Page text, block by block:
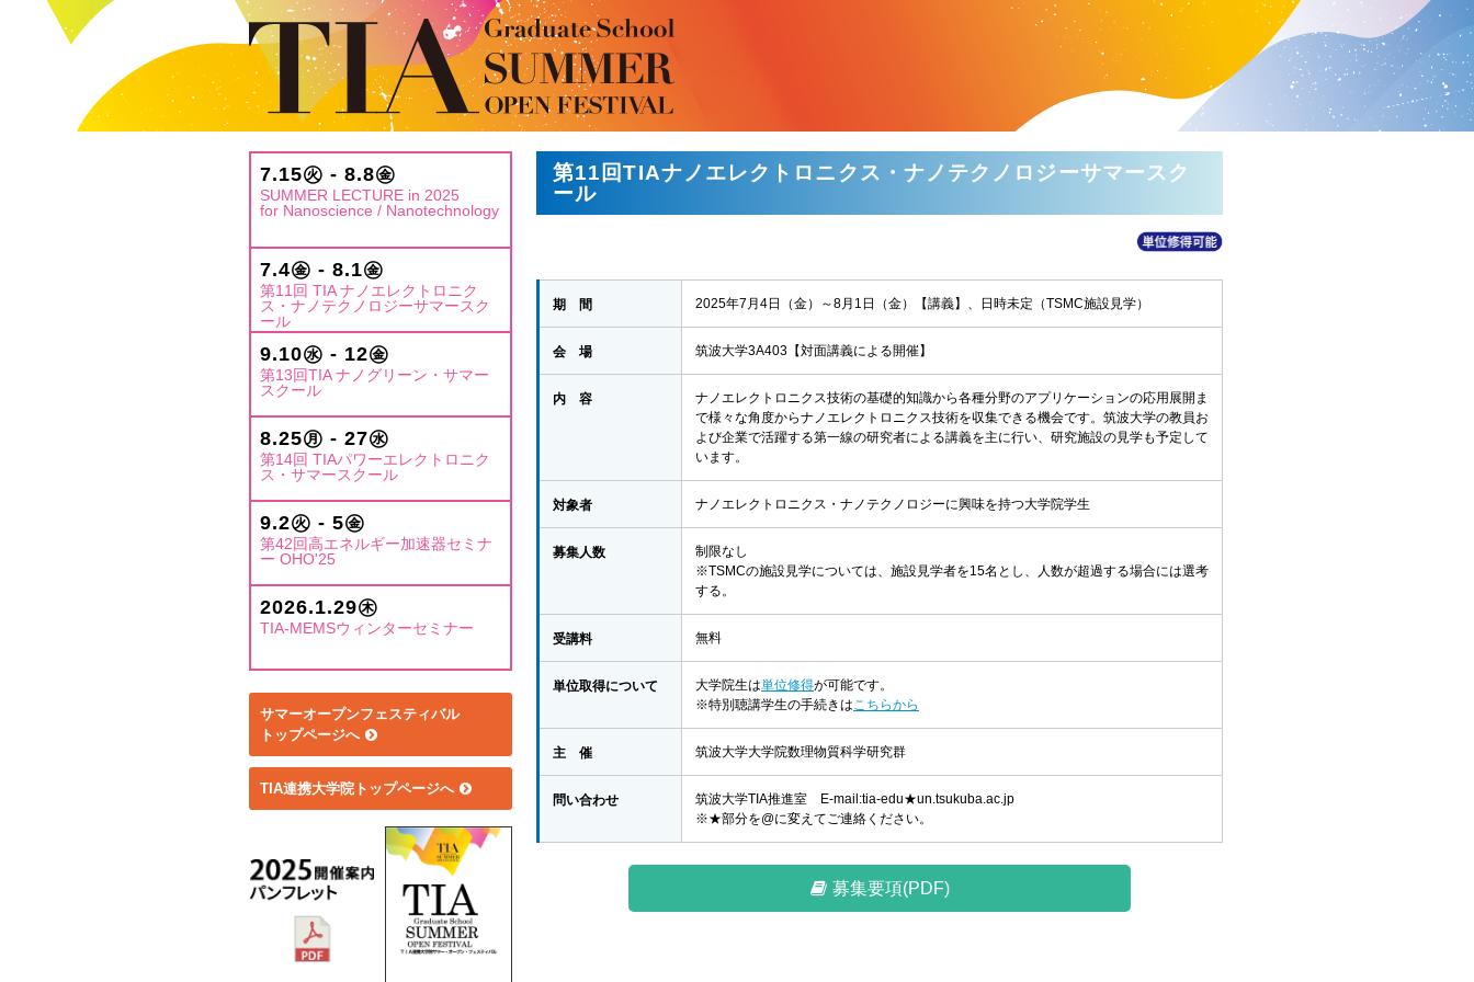
7.15㊋ - 8.8㊎
SUMMER LECTURE in 2025
for Nanoscience / Nanotechnology
7.4㊎ - 8.1㊎
第11回 TIA ナノエレクトロニク
ス・ナノテクノロジーサマースク
ール
9.10㊌ - 12㊎
第13回TIA ナノグリーン・サマー
スクール
8.25㊊ - 27㊌
第14回 TIAパワーエレクトロニク
ス・サマースクール
9.2㊋ - 5㊎
第42回高エネルギー加速器セミナ
ー OHO'25
2026.1.29㊍
TIA-MEMSウィンターセミナー
サマーオープンフェスティバル
トップページへ
TIA連携大学院トップページへ
第11回TIAナノエレクトロニクス・ナノテクノロジーサマースク
ール
期 間 2025年7月4日（金）～8月1日（金）【講義】、日時未定（TSMC施設見学）
会 場 筑波大学3A403【対面講義による開催】
内 容
ナノエレクトロニクス技術の基礎的知識から各種分野のアプリケーションの応用展開ま
で様々な角度からナノエレクトロニクス技術を収集できる機会です。筑波大学の教員お
よび企業で活躍する第一線の研究者による講義を主に行い、研究施設の見学も予定して
います。
対象者 ナノエレクトロニクス・ナノテクノロジーに興味を持つ大学院学生
募集人数
制限なし
※TSMCの施設見学については、施設見学者を15名とし、人数が超過する場合には選考
する。
受講料 無料
単位取得について 大学院生は単位修得が可能です。
※特別聴講学生の手続きはこちらから
主 催 筑波大学大学院数理物質科学研究群
問い合わせ
筑波大学TIA推進室 E-mail:tia-edu★un.tsukuba.ac.jp
※★部分を@に変えてご連絡ください。
募集要項(PDF)